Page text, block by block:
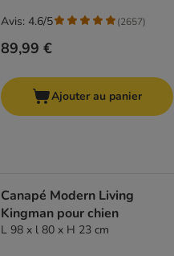
89,99 €
Avis: 4.6/5 (2657)
Ajouter au panier
Canapé Modern Living
Kingman pour chien
L 98 x l 80 x H 23 cm